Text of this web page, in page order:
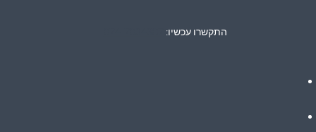
התקשרו עכשיו:074-7034307